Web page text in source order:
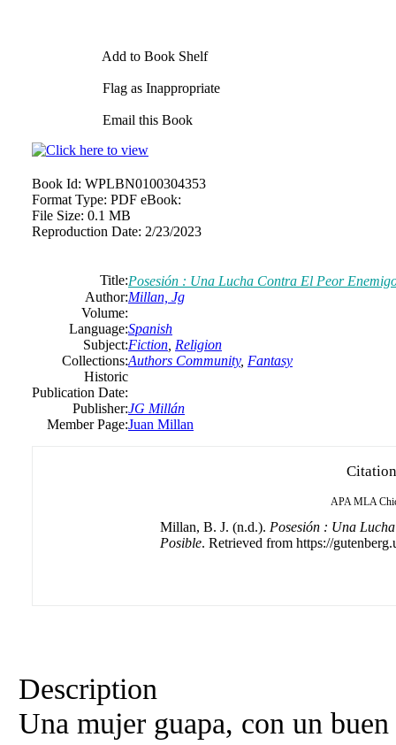
Add to Book Shelf
Flag as Inappropriate
Email this Book
Book Id: WPLBN0100304353
Format Type: PDF eBook:
File Size: 0.1 MB
Reproduction Date: 2/23/2023
Title:Posesión : Una Lucha Contra El Peor
Author:Millan, Jg
Volume:
Language:Spanish
Subject:Fiction Religion
Collections:Authors Community, Fantasy
Historic
Publication Date:
Publisher:JG Millán
Member Page:Juan Millan
Citation
APA MLA
Millan, B. J. (n.d.). Posesión : Una
Posible. Retrieved from https://
Description
Una mujer guapa, con un